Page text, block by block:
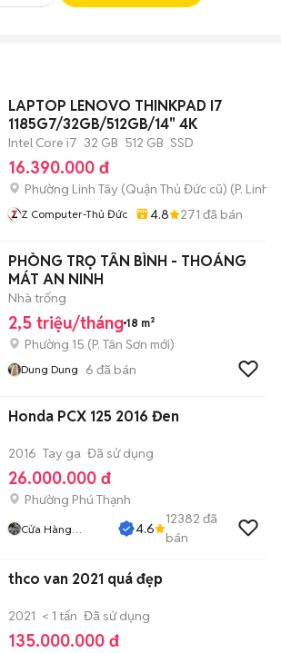
LAPTOP LENOVO THINKPAD I7
1185G7/32GB/512GB/14" 4K
Intel Core i7 32 GB 512 GB SSD
16.390.000 đ
Phường Linh Tây (Quận Thủ Đức cũ) (P. Linh
Z Computer-Thủ Đức 4.8 271 đã bán
PHÒNG TRỌ TÂN BÌNH - THOÁNG
MÁT AN NINH
Nhà trống
2,5 triệu/tháng 18 m²
Phường 15 (P. Tân Sơn mới)
Dung Dung 6 đã bán
Honda PCX 125 2016 Đen
2016 Tay ga Đã sử dụng
26.000.000 đ
Phường Phú Thạnh
Cửa Hàng
4.6
12382 đã
bán
thco van 2021 quá đẹp
2021 < 1 tấn Đã sử dụng
135.000.000 đ